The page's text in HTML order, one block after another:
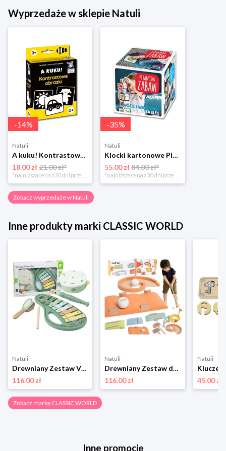
Wyprzedaże w sklepie Natuli
-14%
Natuli
A kuku! Kontrastowe obrazki. Karty kontrastowe + poradnik 0+ Edgard
18.00 zł21.00 zł*
*najniższa cena z 30 dni przed obniżką
-35%
Natuli
Klocki kartonowe Piramida Zabaw. Owoce i Warzywa Piramida zabaw
55.00 zł 84.00 zł*
*najniższa cena z 30 dni przed obniżką
Zobacz wyprzedaże w Natuli
Inne produkty marki CLASSIC WORLD
Natuli
Drewniany Zestaw Vintage Instrumentów Muzycznych 18ms+, Classic World Classic world
116.00 zł
Natuli
Drewniany Zestaw do Gry w Golfa Różne Przeszkody, Classic World Classic world
116.00 zł
Natuli
45.00 zł
Zobacz markę CLASSIC WORLD
Inne promocje